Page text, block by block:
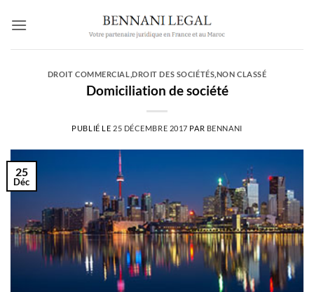
DROIT COMMERCIAL ,DROIT DES SOCIÉTÉS NON CLASSÉ
Domiciliation de société
PUBLIÉ LE 25 DÉCEMBRE 2017 PAR BENNANI
25
Déc